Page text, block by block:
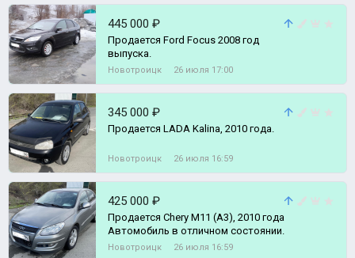
445 000 ₽
Продается Ford Focus 2008 год
выпуска.
Новотроицк 26 июля 17:00
345 000 ₽
Продается LADA Kalina, 2010 года.
Новотроицк 26 июля 16:59
425 000 ₽
Продается Chery M11 (A3), 2010 года
Автомобиль в отличном состоянии.
Новотроицк 26 июля 16:59